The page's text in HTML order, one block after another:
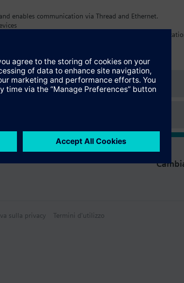
enables communication via Thread and Ethernet.
Ethernet communication to wireless thread
(AC 100...240 V)
sulla privacy Termini d'utilizzo